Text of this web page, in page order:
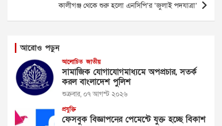
কালীগঞ্জ থেকে শুরু হলো এনসিপি’র ‘জুলাই পদযাত্রা’
আরোও পড়ুন
আলোচিত জাতীয়
সামাজিক যোগাযোগমাধ্যমে অপপ্রচার, সতর্ক
করল বাংলাদেশ পুলিশ
শুক্রবার, ০৭ আগস্ট ২০২৬
প্রযুক্তি
ফেসবুক বিজ্ঞাপনের পেমেন্টে যুক্ত হচ্ছে বিকাশ